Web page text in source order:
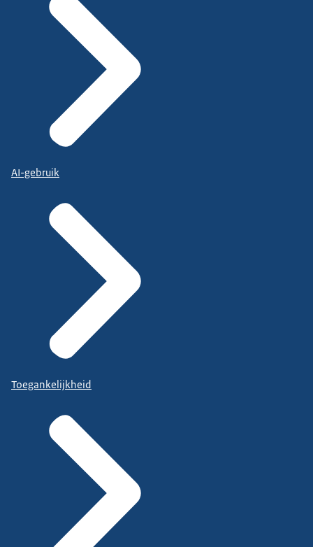
AI-gebruik
Toegankelijkheid